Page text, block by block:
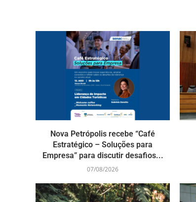
Nova Petrópolis recebe “Café
Estratégico – Soluções para
Empresa” para discutir desafios...
07/08/2026